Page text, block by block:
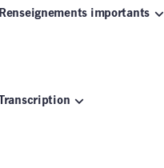
Renseignements importants
Transcription